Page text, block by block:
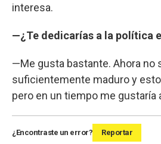
interesa.
—¿Te dedicarías a la política
—Me gusta bastante. Ahora no
suficientemente maduro y
pero en un tiempo me gustaría
¿Encontraste un error? Reportar